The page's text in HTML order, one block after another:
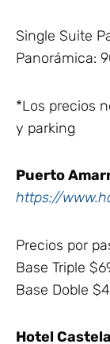
Single Suite
Panorámica:
*Los precios
y parking
Puerto
https://
Precios por
Base Triple
Base Doble
Hotel